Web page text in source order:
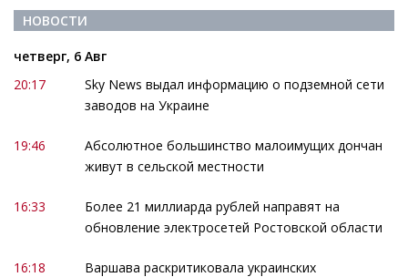
НОВОСТИ
четверг, 6 Авг
20:17
Sky News выдал информацию о подземной сети
заводов на Украине
19:46
Абсолютное большинство малоимущих дончан
живут в сельской местности
16:33
Более 21 миллиарда рублей направят на
обновление электросетей Ростовской области
16:18
Варшава раскритиковала украинских